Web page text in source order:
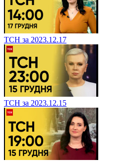
ТСН за 2023.12.17
ТСН за 2023.12.15